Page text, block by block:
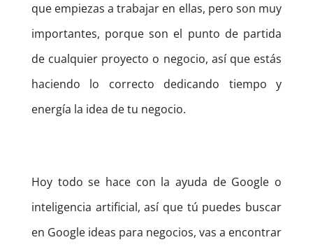
que empiezas a trabajar en ellas, pero son muy
importantes, porque son el punto de partida
de cualquier proyecto o negocio, así que estás
haciendo lo correcto dedicando tiempo y
energía la idea de tu negocio.
Hoy todo se hace con la ayuda de Google o
inteligencia artificial, así que tú puedes buscar
en Google ideas para negocios, vas a encontrar